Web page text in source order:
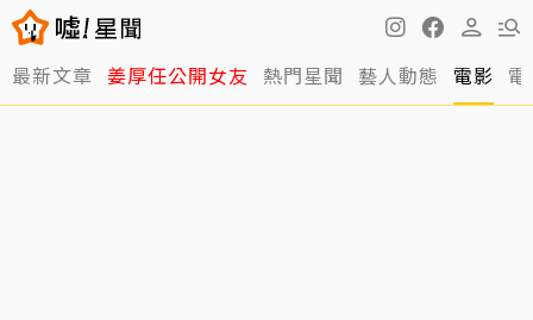
最新文章 姜厚任公開女友 熱門星聞 藝人動態 電影